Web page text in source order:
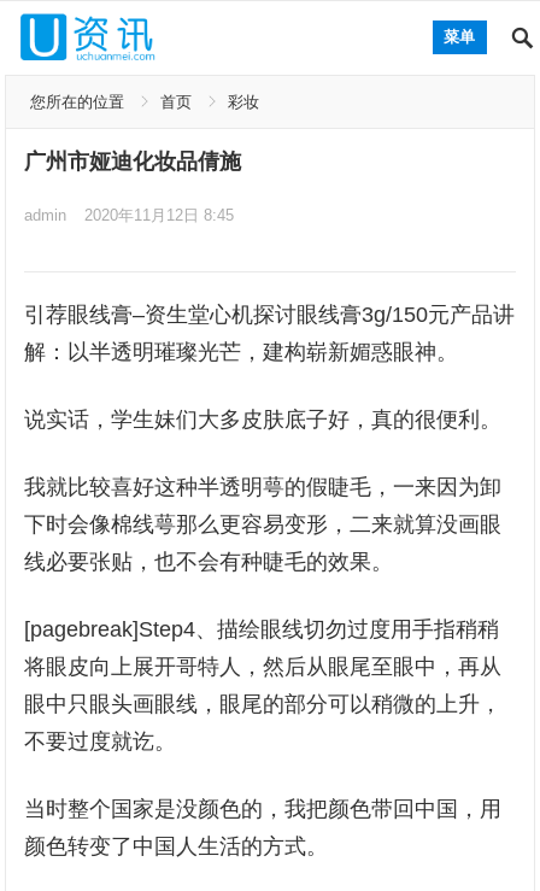
菜单
您所在的位置 首页 彩妆
广州市娅迪化妆品倩施
admin 2020年11月12日 8:45
引荐眼线膏–资生堂心机探讨眼线膏3g/150元产品讲
解：以半透明璀璨光芒，建构崭新媚惑眼神。
说实话，学生妹们大多皮肤底子好，真的很便利。
我就比较喜好这种半透明萼的假睫毛，一来因为卸
下时会像棉线萼那么更容易变形，二来就算没画眼
线必要张贴，也不会有种睫毛的效果。
[pagebreak]Step4、描绘眼线切勿过度用手指稍稍
将眼皮向上展开哥特人，然后从眼尾至眼中，再从
眼中只眼头画眼线，眼尾的部分可以稍微的上升，
不要过度就讫。
当时整个国家是没颜色的，我把颜色带回中国，用
颜色转变了中国人生活的方式。